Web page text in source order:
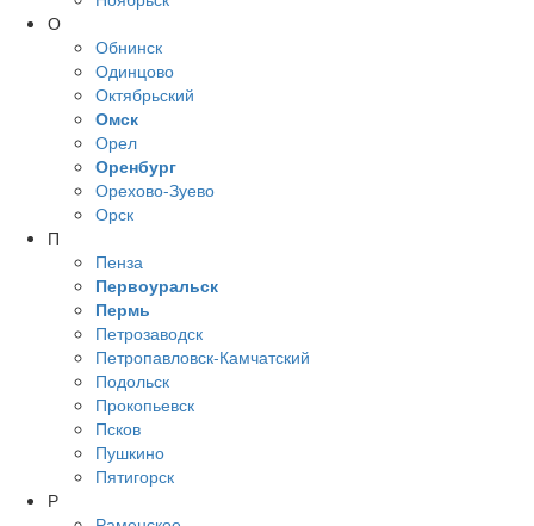
О
Обнинск
Одинцово
Октябрьский
Омск
Орел
Оренбург
Орехово-Зуево
Орск
П
Пенза
Первоуральск
Пермь
Петрозаводск
Петропавловск-Камчатский
Подольск
Прокопьевск
Псков
Пушкино
Пятигорск
Р